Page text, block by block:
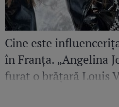
Cine este
în Franța. „Angelina
furat o brățară Louis